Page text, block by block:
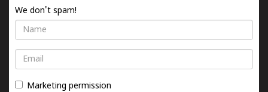
We don't spam!
Name
Email
Marketing permission